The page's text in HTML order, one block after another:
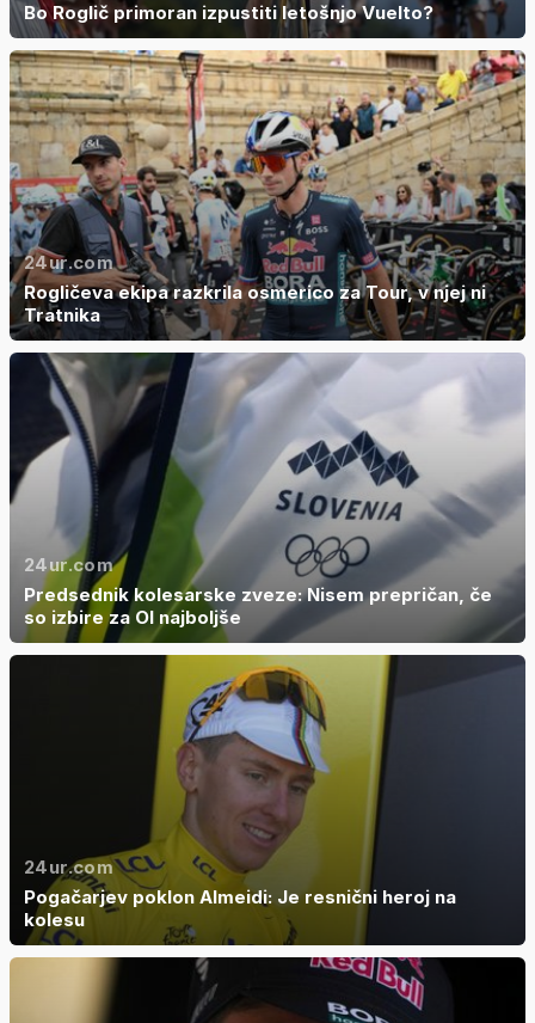
Bo Roglič primoran izpustiti letošnjo Vuelto?
24ur.com
Rogličeva ekipa razkrila osmerico za Tour, v njej ni
Tratnika
24ur.com
Predsednik kolesarske zveze: Nisem prepričan, če
so izbire za OI najboljše
24ur.com
Pogačarjev poklon Almeidi: Je resnični heroj na
kolesu